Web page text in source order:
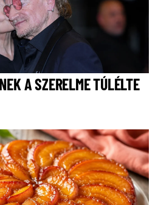
A SZERELME TÚLÉLTE